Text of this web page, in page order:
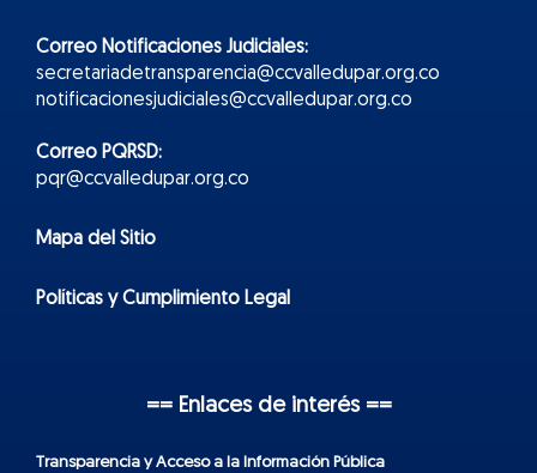
Correo Notificaciones Judiciales:
secretariadetransparencia@ccvalledupar.org.co
notificacionesjudiciales@ccvalledupar.org.co
Correo PQRSD:
pqr@ccvalledupar.org.co
Mapa del Sitio
Políticas y Cumplimiento Legal
== Enlaces de interés ==
Transparencia y Acceso a la Información Pública